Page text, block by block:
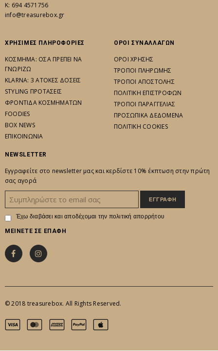
K: 694 4571756
info@treasurebox.gr
ΧΡΗΣΙΜΕΣ ΠΛΗΡΟΦΟΡΙΕΣ
ΚΟΣΜΗΜΑ: ΟΣΑ ΠΡΕΠΕΙ ΝΑ
ΓΝΩΡΙΖΩ
KLARNA: 3 ΑΤΟΚΕΣ ΔΟΣΕΙΣ
STYLING ΠΡΟΤΑΣΕΙΣ
ΦΡΟΝΤΙΔΑ ΚΟΣΜΗΜΑΤΩΝ
FOODIES
BOX NEWS
ΕΠΙΚΟΙΝΩΝΙΑ
ΟΡΟΙ ΣΥΝΑΛΛΑΓΩΝ
ΟΡΟΙ ΧΡΗΣΗΣ
ΤΡΟΠΟΙ ΠΛΗΡΩΜΗΣ
ΤΡΟΠΟΙ ΑΠΟΣΤΟΛΗΣ
ΠΟΛΙΤΙΚΗ ΕΠΙΣΤΡΟΦΩΝ
ΤΡΟΠΟΙ ΠΑΡΑΓΓΕΛΙΑΣ
ΠΡΟΣΩΠΙΚΑ ΔΕΔΟΜΕΝΑ
ΠΟΛΙΤΙΚΗ COOKIES
NEWSLETTER
Εγγραφείτε στο newsletter μας και κερδίστε 10% έκπτωση στην πρώτη
σας αγορά
Έχω διαβάσει και αποδέχομαι την πολιτική απορρήτου
ΜΕΙΝΕΤΕ ΣΕ ΕΠΑΦΗ
© 2018 treasurebox. All Rights Reserved.